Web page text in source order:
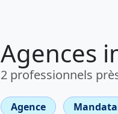
Agences
2 professionnels
Agence